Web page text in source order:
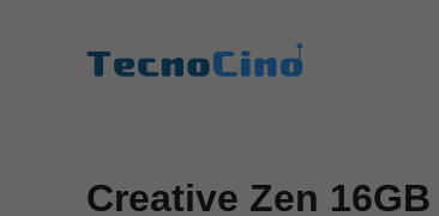
Creative Zen 16GB